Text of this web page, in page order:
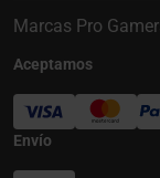
Marcas Pro
Aceptamos
Envío